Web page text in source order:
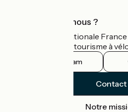
Qui sommes-nous ?
L'association nationale
guide officiel du tourisme à
Instagram
Contact
Notre